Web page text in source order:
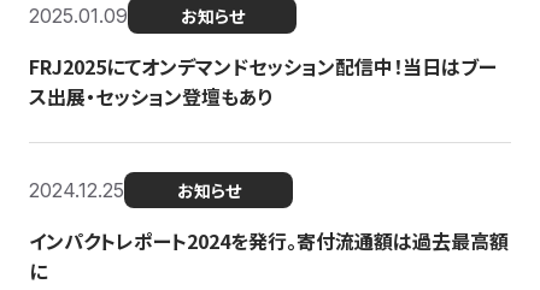
2025.01.09 お知らせ
FRJ2025にてオンデマンドセッション配信中！当日はブー
ス出展・セッション登壇もあり
2024.12.25 お知らせ
インパクトレポート2024を発行。寄付流通額は過去最高額
に